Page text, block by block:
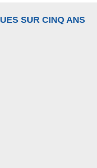
SUR CINQ ANS